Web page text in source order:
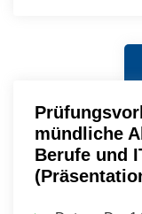
mündliche
Berufe und